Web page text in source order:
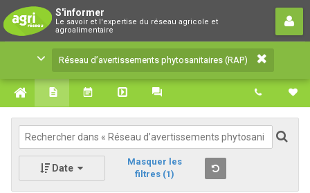
S'informer
Le savoir et l'expertise du réseau agricole et
agroalimentaire
Réseau d’avertissements
phytosanitaires (RAP)
Le savoir et l'expertise du réseau agricole et
agroalimentaire
Réseau d’avertissements phytosanitaires (RAP)
Date
Masquer les
filtres (1)